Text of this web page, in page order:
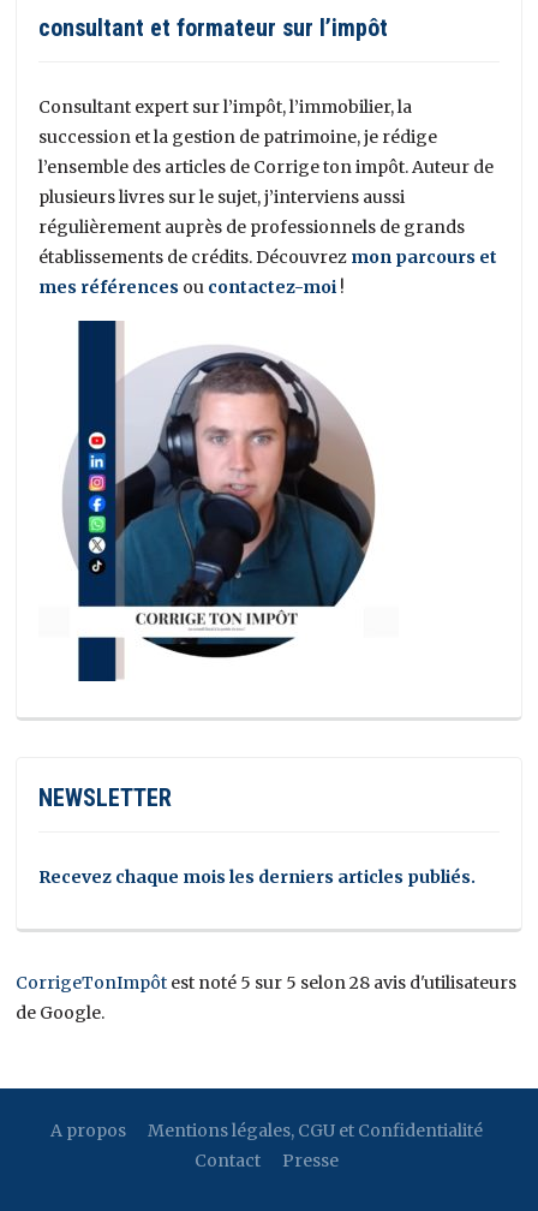
consultant et formateur sur l’impôt
Consultant expert sur l’impôt, l’immobilier, la
succession et la gestion de patrimoine, je rédige
l’ensemble des articles de Corrige ton impôt. Auteur de
plusieurs livres sur le sujet, j’interviens aussi
régulièrement auprès de professionnels de grands
établissements de crédits. Découvrez mon parcours et
mes références ou contactez-moi !
NEWSLETTER
Recevez chaque mois les derniers articles publiés.
CorrigeTonImpôt est noté 5 sur 5 selon 28 avis d'utilisateurs
de Google.
A propos
Mentions légales, CGU et Confidentialité
Contact
Presse